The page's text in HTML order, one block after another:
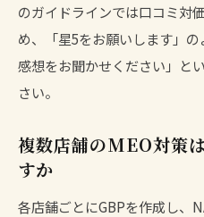
のガイドラインでは口コミ対
め、「星5をお願いします」
感想をお聞かせください」と
さい。
複数店舗のMEO対策
すか
各店舗ごとにGBPを作成し、